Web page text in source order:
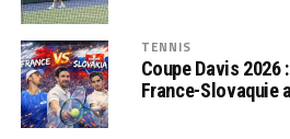
TENNIS
Coupe Davis 2026
France-Slovaquie